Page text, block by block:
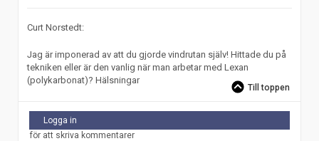
Curt Norstedt:
Jag är imponerad av att du gjorde vindrutan själv! Hittade du på
tekniken eller är den vanlig när man arbetar med Lexan
(polykarbonat)? Hälsningar
Till toppen
Logga in
för att skriva kommentarer